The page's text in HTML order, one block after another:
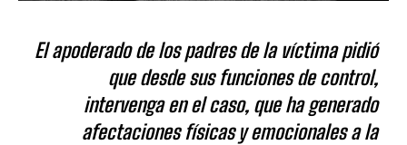
El apoderado de los padres de la víctima pidió
que desde sus funciones de control,
intervenga en el caso, que ha generado
afectaciones físicas y emocionales a la